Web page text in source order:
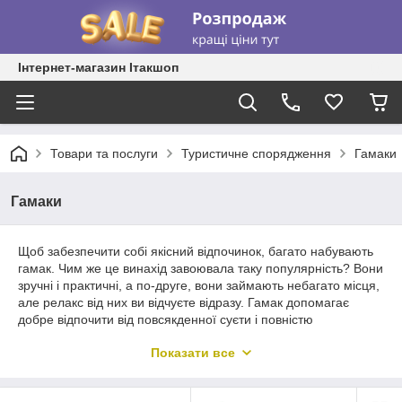
Інтернет-магазин Ітакшоп
Товари та послуги Туристичне спорядження Гамаки
Гамаки
Щоб забезпечити собі якісний відпочинок, багато набувають
гамак. Чим же це винахід завоювала таку популярність? Вони
зручні і практичні, а по-друге, вони займають небагато місця,
але релакс від них ви відчуєте відразу. Гамак допомагає
добре відпочити від повсякденної суєти і повністю
займаються важкою фізичною працею або малорухомої
які зможуть використовувати його в своїх веселих іграх,
Показати все